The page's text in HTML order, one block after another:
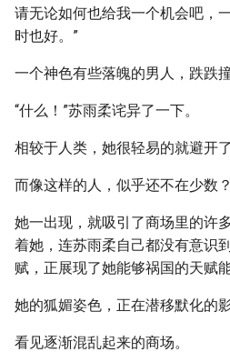
请无论如何也给我一个机会吧，
时也好。”
一个神色有些落魄的男人，跌跌
“什么！”苏雨柔诧异了一下。
相较于人类，她很轻易的就避开
而像这样的人，似乎还不在少数？
她一出现，就吸引了商场里的许
着她，连苏雨柔自己都没有意识
赋，正展现了她能够祸国的天赋能
她的狐媚姿色，正在潜移默化的
看见逐渐混乱起来的商场。